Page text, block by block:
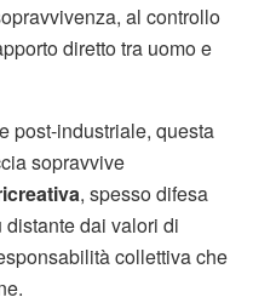
al controllo
diretto tra uomo e
post-industriale, questa
sopravvive
, spesso difesa
dai valori di
collettiva che